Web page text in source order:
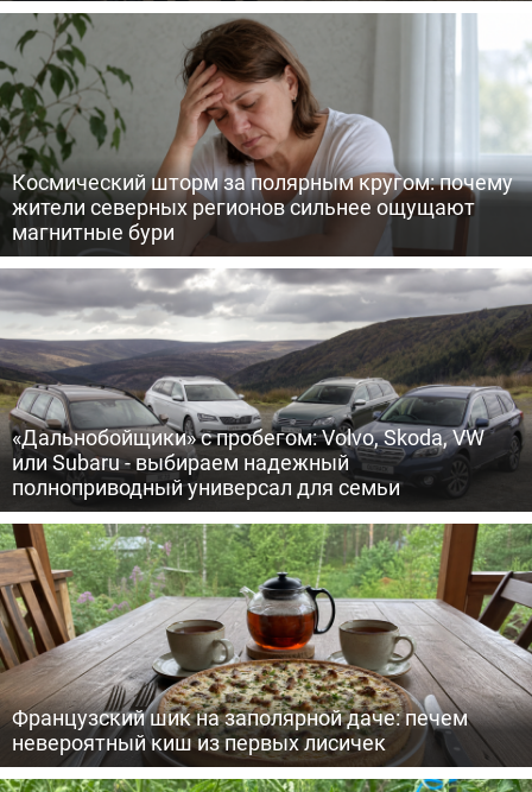
Космический шторм за полярным кругом: почему
жители северных регионов сильнее ощущают
магнитные бури
«Дальнобойщики» с пробегом: Volvo, Skoda, VW
или Subaru - выбираем надежный
полноприводный универсал для семьи
Французский шик на заполярной даче: печем
невероятный киш из первых лисичек